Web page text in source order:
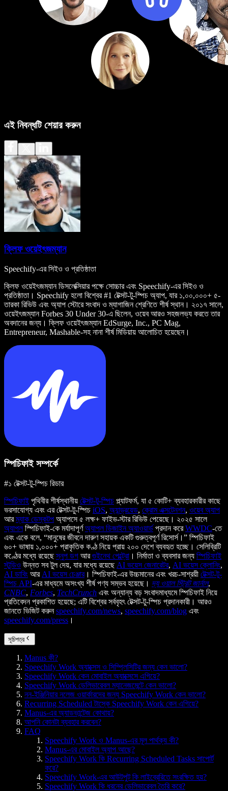
এই নিবন্ধটি শেয়ার করুন
ক্লিফ ওয়েইৎজম্যান
Speechify-এর সিইও ও প্রতিষ্ঠাতা
ক্লিফ ওয়েইৎজম্যান ডিসলেক্সিয়ার পক্ষে সোচ্চার এবং Speechify-এর সিইও ও
প্রতিষ্ঠাতা। Speechify হলো বিশ্বের #1 টেক্সট-টু-স্পিচ অ্যাপ, যার ১,০০,০০০+ ৫-
তারকা রিভিউ এবং অ্যাপ স্টোরে সংবাদ ও ম্যাগাজিন শ্রেণিতে শীর্ষ স্থান। ২০১৭ সালে,
ওয়েইৎজম্যান Forbes 30 Under 30-এ ছিলেন, ওয়েব আরও সহজলভ্য করতে তার
অবদানের জন্য। ক্লিফ ওয়েইৎজম্যান EdSurge, Inc., PC Mag,
Entrepreneur, Mashable-সহ নানা শীর্ষ মিডিয়ায় আলোচিত হয়েছেন।
স্পিচিফাই সম্পর্কে
#১ টেক্সট-টু-স্পিচ রিডার
স্পিচিফাই পৃথিবীর শীর্ষস্থানীয় টেক্সট-টু-স্পিচ প্ল্যাটফর্ম, যা ৫ কোটি+ ব্যবহারকারীর কাছে
ভরসাযোগ্য এবং এর টেক্সট-টু-স্পিচ iOS, অ্যান্ড্রয়েড, ক্রোম এক্সটেনশন, ওয়েব অ্যাপ
আরম্যাক ডেস্কটপ অ্যাপসে ৫ লক্ষ+ ফাইভ-স্টার রিভিউ পেয়েছে। ২০২৫ সালে
অ্যাপলস্পিচিফাই-কে মর্যাদাপূর্ণঅ্যাপল ডিজাইন অ্যাওয়ার্ড প্রদান করেWWDC-তে
এবং একে বলে, “মানুষের জীবনে দারুণ সহায়ক একটি গুরুত্বপূর্ণ রিসোর্স।” স্পিচিফাই
৬০+ ভাষায় ১,০০০+ প্রাকৃতিক কণ্ঠ নিয়ে প্রায় ২০০ দেশে ব্যবহৃত হচ্ছে। সেলিব্রিটি
কণ্ঠের মধ্যে রয়েছেস্নুপ ডগ আরগুইনেথ পেল্ট্রো । নির্মাতা ও ব্যবসার জন্য স্পিচিফাই
স্টুডিও উন্নত সব টুল দেয়, যার মধ্যে রয়েছে AI ভয়েস জেনারেটর, AI ভয়েস ক্লোনিং,
AI ডাবিং আর AI ভয়েস চেঞ্জার। স্পিচিফাই-এর উচ্চমানের এবং খরচ-সাশ্রয়ী টেক্সট-টু-
স্পিচ API-এর মাধ্যমে অসংখ্য শীর্ষ পণ্য সম্ভব হয়েছে। দ্য ওয়াল স্ট্রিট জার্নাল,
CNBC, Forbes, TechCrunch এবং অন্যান্য বড় সংবাদমাধ্যমে স্পিচিফাই নিয়ে
প্রতিবেদন প্রকাশিত হয়েছে; এটি বিশ্বের সর্ববৃহৎ টেক্সট-টু-স্পিচ প্রদানকারী। আরও
জানতে ভিজিট করুনspeechify.com/news, speechify.com/blog এবং
speechify.com/press ।
সূচিপত্র
Manus কী?
Speechify Work অ্যাক্সেস ও সিম্প্লিসিটির জন্য কেন ভালো?
Speechify Work কেন মোবাইল অ্যাক্সেসে এগিয়ে?
Speechify Work ডেলিভারেবল ম্যানেজমেন্টে কেন ভালো?
নন-ইঞ্জিনিয়ার নলেজ ওয়ার্কারদের জন্য Speechify Work কেন ভালো?
Recurring Scheduled টাস্কে Speechify Work কেন এগিয়ে?
Manus-এর অ্যাডভান্টেজ কোথায়?
আপনি কোনটা ব্যবহার করবেন?
FAQ
Speechify Work ও Manus-এর মূল পার্থক্য কী?
Manus-এর মোবাইল অ্যাপ আছে?
Speechify Work কি Recurring Scheduled Tasks সাপোর্ট
করে?
Speechify Work-এর আউটপুট কি লাইব্রেরিতে সংরক্ষিত হয়?
Speechify Work কি ধরনের ডেলিভারেবল তৈরি করে?